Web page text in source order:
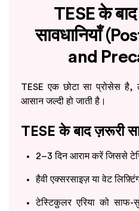
TESE के
सावधानियाँ
and
TESE एक छोटा सा प्रोसेस है,
आसान जल्दी हो जाती है।
TESE के बाद ज़रूरी
2–3 दिन आराम करें जिससे
हैवी एक्सरसाइज़ या वेट
टेस्टिकुलर एरिया को